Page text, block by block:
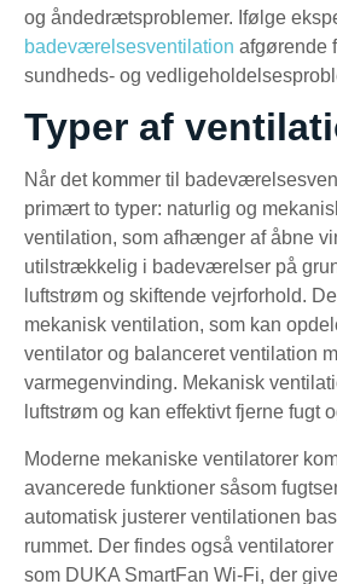
og åndedrætsproblemer. Ifølge
badeværelsesventilation afgørende
sundheds- og
Typer af
Når det kommer til
primært to typer: naturlig og
ventilation, som afhænger af åbne
utilstrækkelig i badeværelser på
luftstrøm og skiftende vejrforhold.
mekanisk ventilation, som kan
ventilator og balanceret ventilation
varmegenvinding. Mekanisk
luftstrøm og kan effektivt fjerne fugt
Moderne mekaniske ventilatorer
avancerede funktioner såsom
automatisk justerer ventilationen
rummet. Der findes også
som DUKA SmartFan Wi-Fi, der